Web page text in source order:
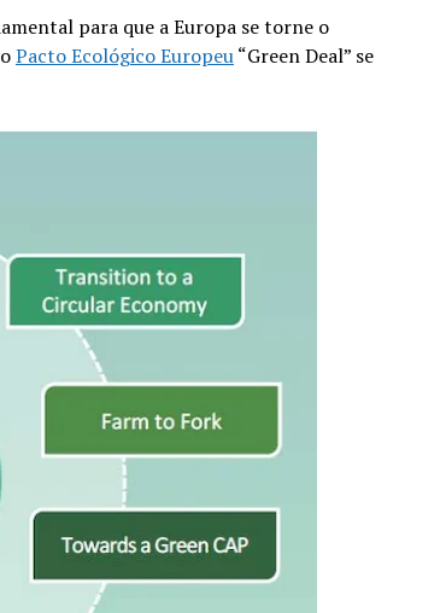
para que a Europa se torne o
Pacto Ecológico Europeu“Green Deal” se